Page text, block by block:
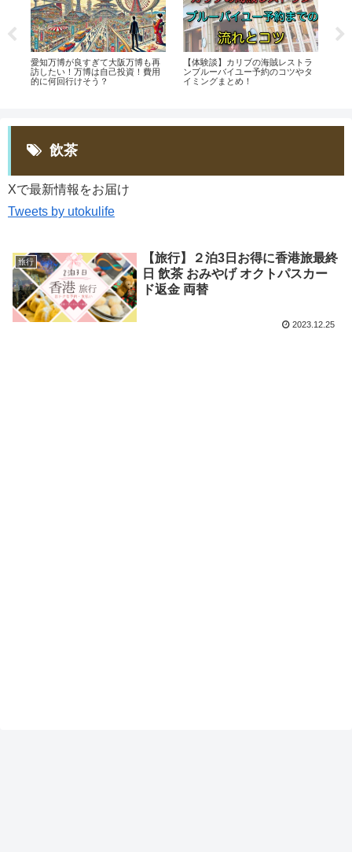
愛知万博が良すぎて大阪万博も再
訪したい！万博は自己投資！費用
的に何回行けそう？
【体験談】カリブの海賊レストラ
ンブルーバイユー予約のコツやタ
イミングまとめ！
飲茶
Xで最新情報をお届け
Tweets by utokulife
旅行
【旅行】２泊3日お得に香港旅最終
日 飲茶 おみやげ オクトパスカー
ド返金 両替
2023.12.25